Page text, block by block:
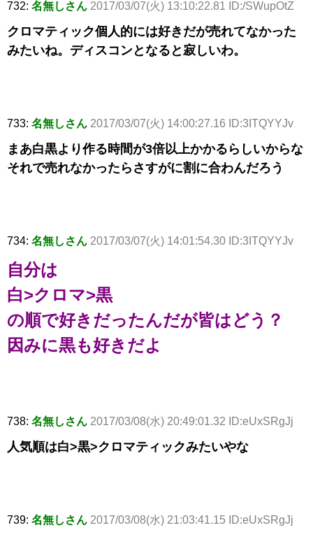
732: 名無しさん 2017/03/07(火) 13:10:22.81 ID:/SWupOtZ
クロマティック個人的には好きだが売れてなかった
みたいね。ディスコンとなると寂しいわ。
733: 名無しさん 2017/03/07(火) 14:00:27.16 ID:3ITQYYJv
まあ白黒より作る時間が3倍以上かかるらしいからな
それで売れなかったらさすがに割に合わんだろう
734: 名無しさん 2017/03/07(火) 14:01:54.30 ID:3ITQYYJv
自分は
白>クロマ>黒
の順で好きだったんだが皆はどう？
因みに黒も好きだよ
738: 名無しさん 2017/03/08(水) 20:49:01.32 ID:eUxSRgJj
人気順は白>黒>クロマティックみたいやな
739: 名無しさん 2017/03/08(水) 21:03:41.15 ID:eUxSRgJj